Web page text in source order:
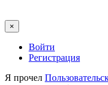
×
Войти
Регистрация
Я прочел